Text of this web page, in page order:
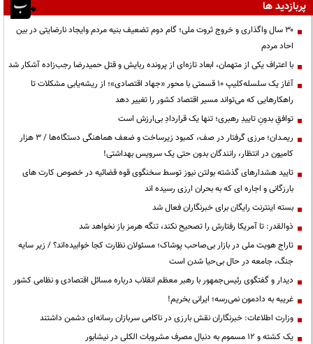
پربازدید ها
۳۰ سال واگذاری و خروج ثروت ملی؛ گام دوم تضعیف بنیه مردم وایجاد نارضایتی در بین
احاد مردم
با اعتراف یکی از متهمان، ابعاد تازه‌ای از پرونده ربایش و قتل حمیدرضا رجب‌زاده آشکار شد
آغاز یک سلسله‌کلیپ ۱۰ قسمتی با محور «جهاد اقتصادی»؛ از ریشه‌یابی مشکلات تا
راهکارهایی که می‌تواند مسیر اقتصاد کشور را تغییر دهد
توافقِ بدونِ تاییدِ رهبری؛ تنها یک قراردادِ بی‌ارزش است
ریمـدان؛ مرزی گرفتار در صف، کمبود زیرساخت و ضعف هماهنگی دستگاه‌ها / ۳ هزار
کامیون در انتظار، رانندگان بدون حتی یک سرویس بهداشتی!
تایید هشدارهای گذشته بولتن نیوز توسط سخنگوی قوه قضائیه در خصوص کارت های
بارزگانی و اجاره ای که به بحران ارزی رسیده اند
بسته اینترنت رایگان برای خبرنگاران فعال شد
ذوالقدر: تا آمریکا رفتارش را تصحیح نکند، تنگه هرمز باز نخواهد شد
تاراج هویت ملی در بازار بی‌صاحب پوشاک؛ مسئولان نظارت کجا خوابیده‌اند؟ / زیر سایه
جنگ، جامعه در حال بی‌حیا شدن است
دیدار و گفتگوی رئیس‌جمهور با رهبر معظم انقلاب درباره مسائل اقتصادی و نظامی کشور
غریبه به دادمون نمی‌رسه؛ ایرانی بخریم!
وزارت اطلاعات: خبرنگاران نقش بارزی در ناکامی سربازان رسانه‌ای دشمن داشتند
یک کشته و ۱۲ مسموم به دنبال مصرف مشروبات الکلی در نیشابور